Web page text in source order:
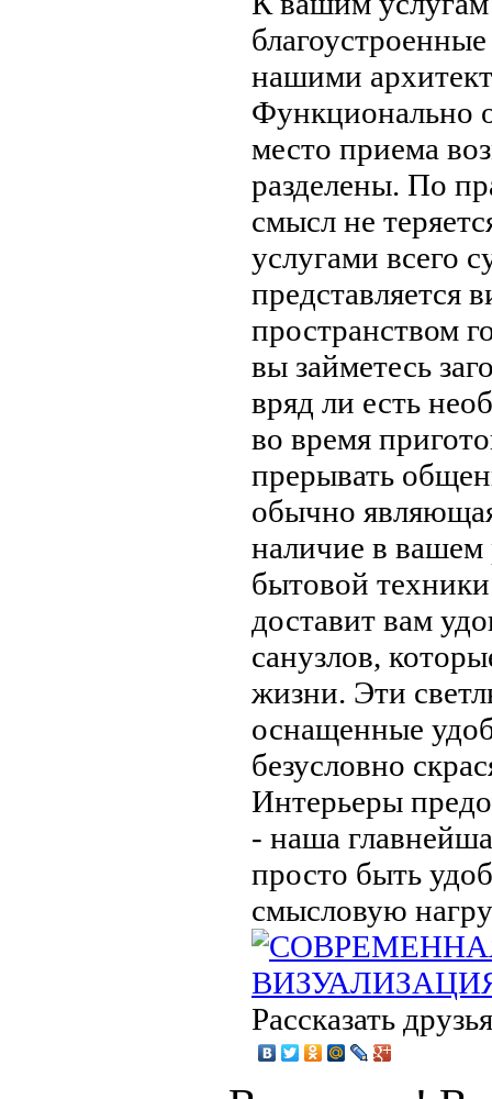
нашими
Функционально
место приема
разделены. По
смысл не
услугами всего
представляется
пространством
вы займетесь
вряд ли есть
во время
прерывать
обычно
наличие в
бытовой
доставит вам
санузлов,
жизни. Эти
оснащенные
безусловно
Интерьеры
- наша
просто быть
смысловую
Рассказать